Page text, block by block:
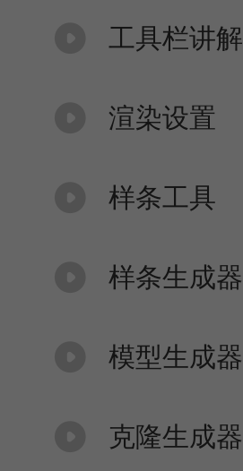
工具栏讲解
渲染设置
样条工具
样条生成器
模型生成器
克隆生成器